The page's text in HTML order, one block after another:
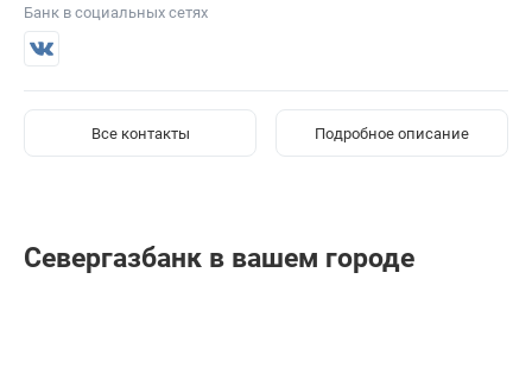
Банк в социальных сетях
Все контакты Подробное описание
Севергазбанк в вашем городе